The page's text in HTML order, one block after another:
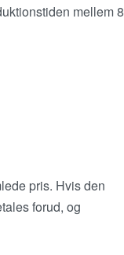
mellem 8
pris. Hvis den
forud, og